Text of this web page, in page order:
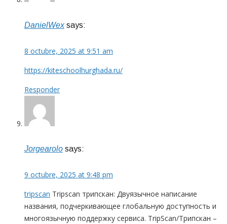
DanielWex says:
8 octubre, 2025 at 9:51 am
https://kiteschoolhurghada.ru/
Responder
Jorgearolo says:
9 octubre, 2025 at 9:48 pm
tripscan Tripscan трипскан: Двуязычное написание
названия, подчеркивающее глобальную доступность и
многоязычную поддержку сервиса. TripScan/Трипскан –